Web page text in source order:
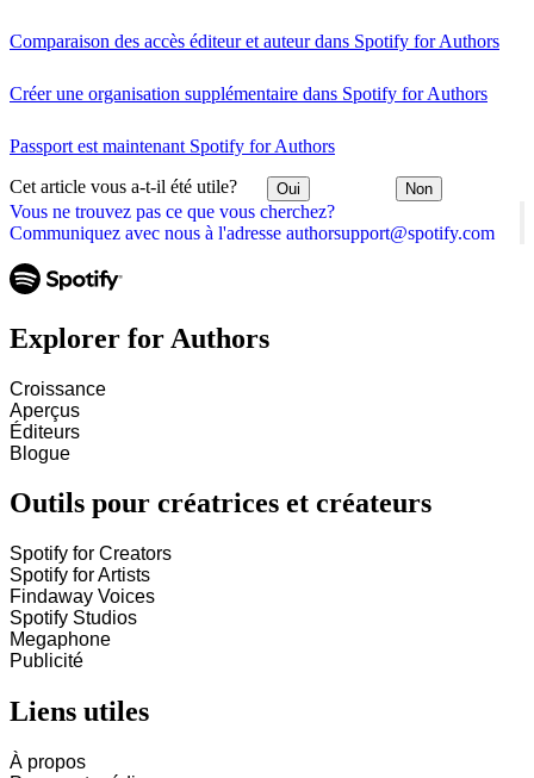
Vous ne trouvez pas ce que vous cherchez?
Communiquez avec nous à l'adresse authorsupport@spotify.com
Comparaison des accès éditeur et auteur dans Spotify for Authors
Créer une organisation supplémentaire dans Spotify for Authors
Passport est maintenant Spotify for Authors
Cet article vous a-t-il été utile? Oui Non
Explorer for Authors
Croissance
Aperçus
Éditeurs
Blogue
Outils pour créatrices et créateurs
Spotify for Creators
Spotify for Artists
Findaway Voices
Spotify Studios
Megaphone
Publicité
Liens utiles
À propos